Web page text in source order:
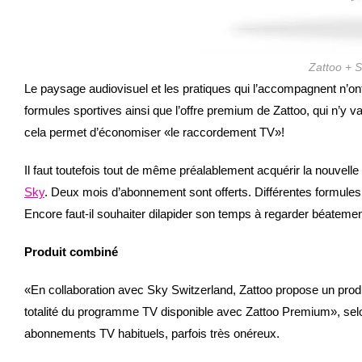
Zattoo +
Le paysage audiovisuel et les pratiques qui l’accompagnent
formules sportives ainsi que l’offre premium de Zattoo, qui n’y
cela permet d’économiser «le raccordement TV»!
Il faut toutefois tout de même préalablement acquérir la
Sky. Deux mois d’abonnement sont offerts. Différentes
Encore faut-il souhaiter dilapider son temps à regarder
Produit combiné
«En collaboration avec Sky Switzerland, Zattoo propose un
totalité du programme TV disponible avec Zattoo Premium»,
abonnements TV habituels, parfois très onéreux.